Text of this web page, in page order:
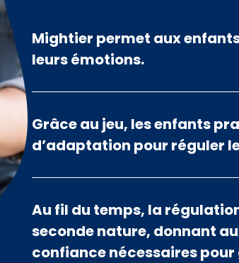
Mightier permet aux
leurs émotions.
Grâce au jeu, les enfants
d’adaptation pour réguler
Au fil du temps, la
seconde nature, donnant
confiance nécessaires